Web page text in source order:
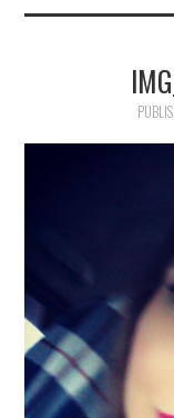
MUSAS
FOTOGRAFIA
QUEM SOU EU